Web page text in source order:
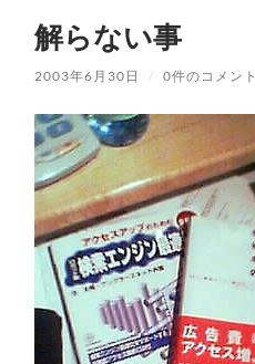
ル
メ
ニ
ュ
を
切
り
替
え
る
解らない事
2003年6月30日 / 0件のコメント